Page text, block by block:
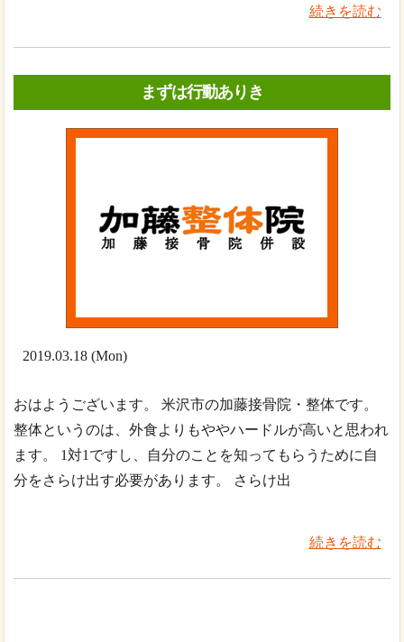
続きを読む
まずは行動ありき
2019.03.18 (Mon)
おはようございます。 米沢市の加藤接骨院・整体です。
整体というのは、外食よりもややハードルが高いと思われ
ます。 1対1ですし、自分のことを知ってもらうために自
分をさらけ出す必要があります。 さらけ出
続きを読む